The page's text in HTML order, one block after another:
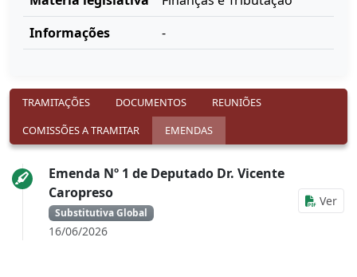
Informações
-
TRAMITAÇÕES DOCUMENTOS
REUNIÕES
COMISSÕES A TRAMITAR
EMENDAS
Emenda Nº 1 de Deputado Dr. Vicente
Caropreso
Substitutiva Global
16/06/2026
Ver